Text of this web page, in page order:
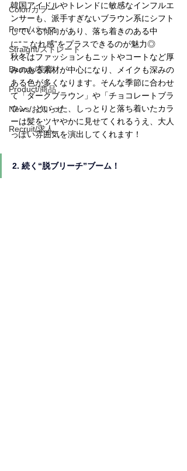
Color/カラー
Perm/パーマ
Straight/ストレート
Beauty/美容
Product/商品
News/お知らせ
Recruit/求人
韓国アイドルやトレンドに敏感なインフルエ
ンサーも、派手すぎないブラウン系にシフト
している傾向があり、落ち着きのある中
に“こなれ感”をプラスできるのが魅力◎
秋冬はファッションもニットやコートなど厚
みのある素材が中心になり、メイクも深みの
ある色が多くなります。そんな季節に合わせ
て「ダークブラウン」や「チョコレートブラ
ウン」といった、しっとりと落ち着いたカラ
ーは髪をツヤやかに見せてくれるうえ、大人
っぽい雰囲気を演出してくれます！
2. 続く“脱ブリーチ”ブーム！